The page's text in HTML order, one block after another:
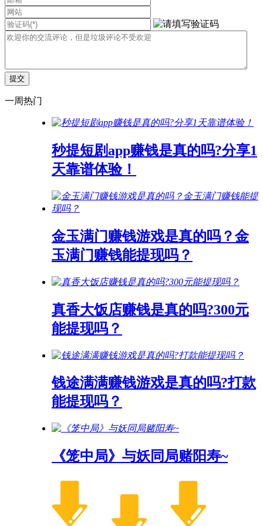
一周热门
秒提短剧app赚钱是真的吗?分享1
天靠谱体验！
金玉满门赚钱游戏是真的吗？金
玉满门赚钱能提现吗？
真香大饭店赚钱是真的吗?300元
能提现吗？
钱途满满赚钱游戏是真的吗?打款
能提现吗？
《笼中局》与妖同局赌阳寿~